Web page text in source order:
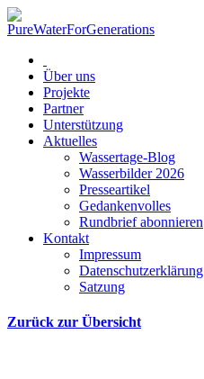
Über uns
Projekte
Partner
Unterstützung
Aktuelles
Wassertage-Blog
Wasserbilder 2026
Presseartikel
Gedankenvolles
Rundbrief abonnieren
Kontakt
Impressum
Datenschutzerklärung
Satzung
Zurück zur Übersicht